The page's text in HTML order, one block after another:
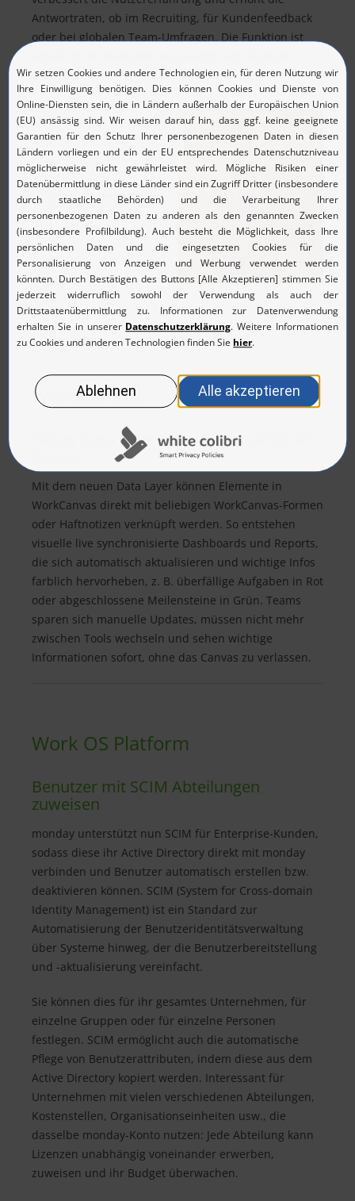
Antwortraten, ob im Recruiting, für Kundenfeedback
oder bei globalen Team-Umfragen. Die Funktion ist
Credits.
WorkCanvas
Neuer Data Layer: Live-Daten direkt im
Mit dem neuen Data Layer können Elemente in
WorkCanvas direkt mit beliebigen WorkCanvas-Formen
oder Haftnotizen verknüpft werden. So entstehen
visuelle live synchronisierte Dashboards und Reports,
die sich automatisch aktualisieren und wichtige Infos
farblich hervorheben, z. B. überfällige Aufgaben in Rot
oder abgeschlossene Meilensteine in Grün. Teams
sparen sich manuelle Updates, müssen nicht mehr
zwischen Tools wechseln und sehen wichtige
Informationen sofort, ohne das Canvas zu verlassen.
Work OS Platform
Benutzer mit SCIM Abteilungen
zuweisen
monday unterstützt nun SCIM für Enterprise-Kunden,
sodass diese ihr Active Directory direkt mit monday
verbinden und Benutzer automatisch erstellen bzw.
deaktivieren können. SCIM (System for Cross-domain
Identity Management) ist ein Standard zur
Automatisierung der Benutzeridentitätsverwaltung
über Systeme hinweg, der die Benutzerbereitstellung
und -aktualisierung vereinfacht.
Sie können dies für ihr gesamtes Unternehmen, für
einzelne Gruppen oder für einzelne Personen
festlegen. SCIM ermöglicht auch die automatische
Pflege von Benutzerattributen, indem diese aus dem
Active Directory kopiert werden. Interessant für
Unternehmen mit vielen verschiedenen Abteilungen,
Kostenstellen, Organisationseinheiten usw., die
dasselbe monday-Konto nutzen: Jede Abteilung kann
Lizenzen unabhängig voneinander erwerben,
zuweisen und ihr Budget überwachen.